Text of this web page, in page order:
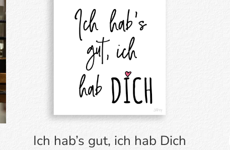
Ich hab’s gut, ich hab Dich